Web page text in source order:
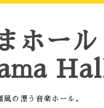
ホール
の漂う音楽ホール。